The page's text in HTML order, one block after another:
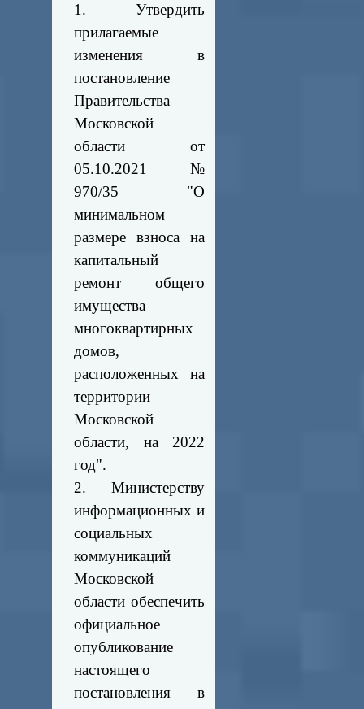
1. Утвердить
прилагаемые
изменения в
постановление
Правительства
Московской
области от
05.10.2021 №
970/35 "О
минимальном
размере взноса на
капитальный
ремонт общего
имущества
многоквартирных
домов,
расположенных на
территории
Московской
области, на 2022
год".
2. Министерству
информационных и
социальных
коммуникаций
Московской
области обеспечить
официальное
опубликование
настоящего
постановления в